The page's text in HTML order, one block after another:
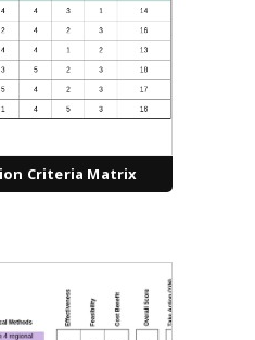
Criteria Matrix